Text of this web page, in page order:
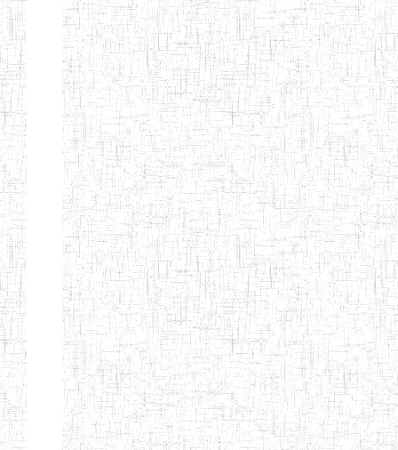
GTTC NDOP 22/10/2002 ENIEG Public
ENIEG DE
MBOUDA
17/07/2001 ENIEG Public
ENIEG DE
BAFANG
20/09/1999 ENIEG Public
ENIEG DE
BAHAM
13/10/2012 ENIEG Public
ENIEG DE
BANDJOUN
07/08/2013 ENIEG Public
ENIEG DE
DSCHANG
15/08/1983 ENIEG Public
ENBIEG DE
01/01/1974 ENIEG Public